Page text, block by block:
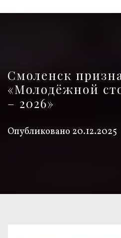
Смоленск
«Молодёжной
– 2026»
Опубликовано 20.12.2025